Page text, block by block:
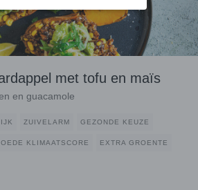
met tofu en maïs
en guacamole
ZUIVELARM GEZONDE KEUZE
KLIMAATSCORE EXTRA GROENTE